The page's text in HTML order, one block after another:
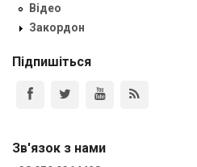
Відео
Закордон
Підпишіться
Зв'язок з нами